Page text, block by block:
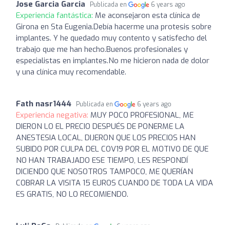
Jose Garcia Garcia Publicada en 6 years ago
Experiencia fantástica: Me aconsejaron esta clínica de
Girona en Sta Eugenia.Debía hacerme una protesis sobre
implantes. Y he quedado muy contento y satisfecho del
trabajo que me han hecho.Buenos profesionales y
especialistas en implantes.No me hicieron nada de dolor
y una clínica muy recomendable.
Fath nasr1444 Publicada en 6 years ago
Experiencia negativa: MUY POCO PROFESIONAL, ME
DIERON LO EL PRECIO DESPUÉS DE PONERME LA
ANESTESIA LOCAL, DIJERON QUE LOS PRECIOS HAN
SUBIDO POR CULPA DEL COV19 POR EL MOTIVO DE QUE
NO HAN TRABAJADO ESE TIEMPO, LES RESPONDÍ
DICIENDO QUE NOSOTROS TAMPOCO, ME QUERÍAN
COBRAR LA VISITA 15 EUROS CUANDO DE TODA LA VIDA
ES GRATIS, NO LO RECOMIENDO.